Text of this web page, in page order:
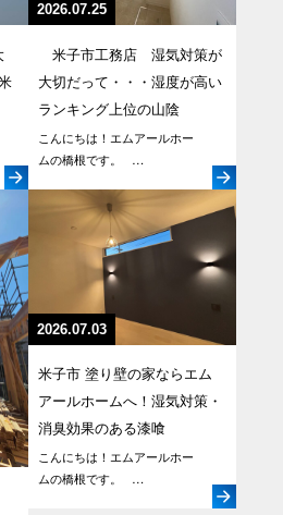
2026.07.25
米子市工務店 湿気対策が
大切だって・・・湿度が高い
ランキング上位の山陰
こんにちは！エムアールホー
ムの橋根です。 …
2026.07.03
米子市 塗り壁の家ならエム
アールホームへ！湿気対策・
消臭効果のある漆喰
こんにちは！エムアールホー
ムの橋根です。 …